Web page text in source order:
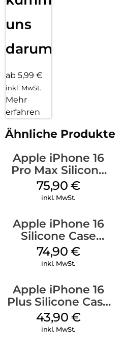
uns
darum!
ab 5,99 €
inkl. MwSt.
Mehr
erfahren
Ähnliche Produkte
Apple iPhone 16
Pro Max Silicone
Case MagSafe
Stone Gray
75,90 €
inkl. MwSt.
Apple iPhone 16
Silicone Case
MagSafe Lake
Green
74,90 €
inkl. MwSt.
Apple iPhone 16
Plus Silicone Case
MagSafe Black
43,90 €
inkl. MwSt.